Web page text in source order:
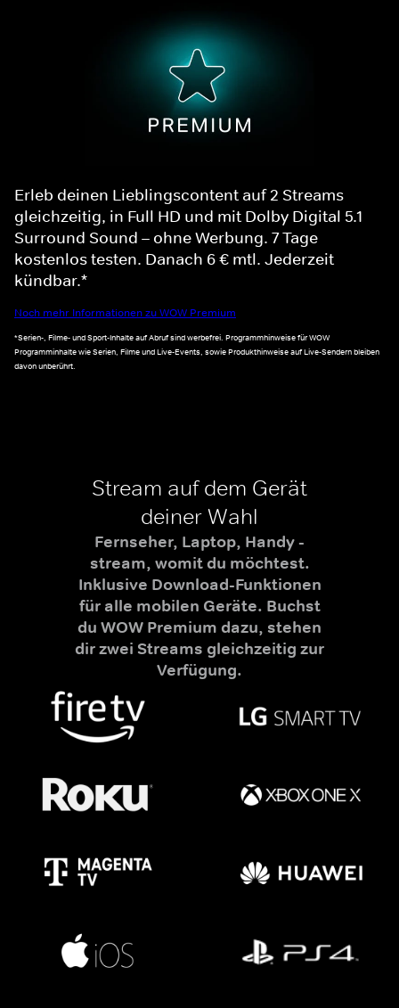
Erleb deinen Lieblingscontent auf 2 Streams
gleichzeitig, in Full HD und mit Dolby Digital 5.1
Surround Sound – ohne Werbung. 7 Tage
kostenlos testen. Danach 6 € mtl. Jederzeit
kündbar.*
Noch mehr Informationen zu WOW Premium
*Serien-, Filme- und Sport-Inhalte auf Abruf sind werbefrei. Programmhinweise für WOW
Programminhalte wie Serien, Filme und Live-Events, sowie Produkthinweise auf Live-Sendern bleiben
davon unberührt.
Stream auf dem Gerät
deiner Wahl
Fernseher, Laptop, Handy -
stream, womit du möchtest.
Inklusive Download-Funktionen
für alle mobilen Geräte. Buchst
du WOW Premium dazu, stehen
dir zwei Streams gleichzeitig zur
Verfügung.